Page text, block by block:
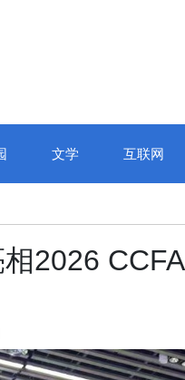
文学 互联网
2026